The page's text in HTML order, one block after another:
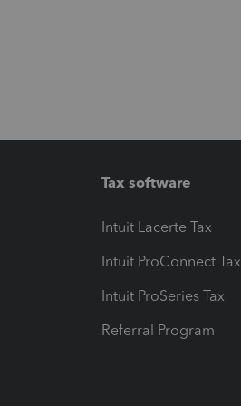
Tax software
Intuit Lacerte Tax
Intuit ProConnect Tax
Intuit ProSeries Tax
Referral Program